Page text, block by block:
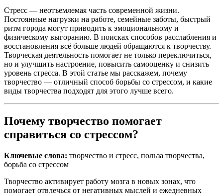
Стресс — неотъемлемая часть современной жизни.
Постоянные нагрузки на работе, семейные заботы, быстрый
ритм города могут приводить к эмоциональному и
физическому выгоранию. В поисках способов расслабления и
восстановления всё больше людей обращаются к творчеству.
Творческая деятельность помогает не только переключиться,
но и улучшить настроение, повысить самооценку и снизить
уровень стресса. В этой статье мы расскажем, почему
творчество — отличный способ борьбы со стрессом, и какие
виды творчества подходят для этого лучше всего.
Почему творчество помогает
справиться со стрессом?
Ключевые слова: творчество и стресс, польза творчества,
борьба со стрессом
Творчество активирует работу мозга в новых зонах, что
помогает отвлечься от негативных мыслей и ежедневных